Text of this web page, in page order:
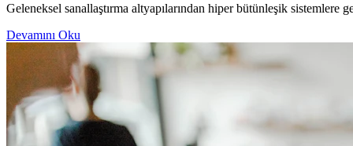
Geleneksel sanallaştırma altyapılarından hiper bütünleşik
Devamını Oku